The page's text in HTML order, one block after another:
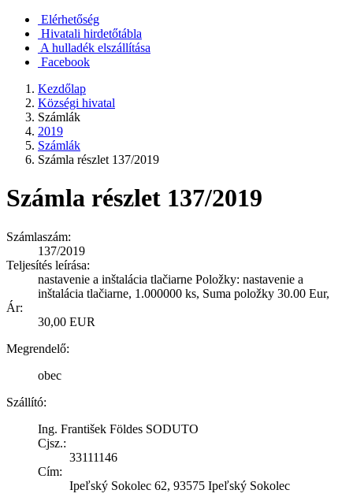
Elérhetőség
Hivatali hirdetőtábla
A hulladék elszállítása
Facebook
Kezdőlap
Községi hivatal
Számlák
2019
Számlák
Számla részlet 137/2019
Számla részlet 137/2019
Számlaszám:
137/2019
Teljesítés leírása:
nastavenie a inštalácia tlačiarne Položky: nastavenie a
inštalácia tlačiarne, 1.000000 ks, Suma položky 30.00 Eur,
Ár:
30,00 EUR
Megrendelő:
obec
Szállító:
Ing. František Földes SODUTO
Cjsz.:
33111146
Cím:
Ipeľský Sokolec 62, 93575 Ipeľský Sokolec